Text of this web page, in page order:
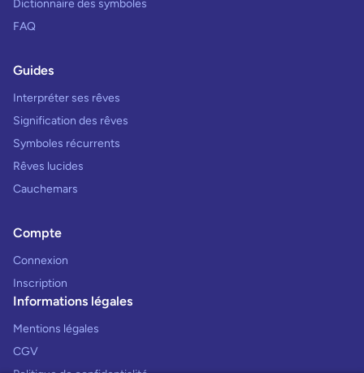
Dictionnaire des symboles
FAQ
Guides
Interpréter ses rêves
Signification des rêves
Symboles récurrents
Rêves lucides
Cauchemars
Compte
Connexion
Inscription
Informations légales
Mentions légales
CGV